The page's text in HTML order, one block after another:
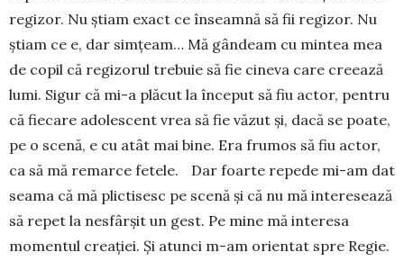
regizor. Nu știam exact ce înseamnă să fii regizor. Nu
știam ce e, dar sim­țeam… Mă gân­deam cu mintea mea
de copil că regi­zo­rul trebuie să fie cineva care creează
lumi. Sigur că mi-a plăcut la început să fiu actor, pentru
că fiecare adolescent vrea să fie văzut și, dacă se poate,
pe o scenă, e cu atât mai bine. Era frumos să fiu actor,
ca să mă remarce fetele. Dar foarte repede mi-am dat
seama că mă plictisesc pe scenă și că nu mă interesează
să repet la nesfârșit un gest. Pe mine mă interesa
momentul creației. Și atunci m-am orien­tat spre Regie.